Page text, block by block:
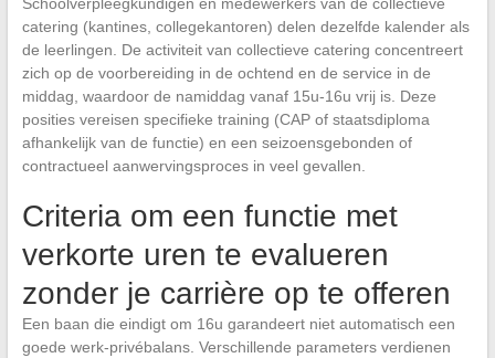
catering (kantines, collegekantoren) delen dezelfde kalender als
de leerlingen. De activiteit van collectieve catering concentreert
zich op de voorbereiding in de ochtend en de service in de
middag, waardoor de namiddag vanaf 15u-16u vrij is. Deze
posities vereisen specifieke training (CAP of staatsdiploma
afhankelijk van de functie) en een seizoensgebonden of
contractueel aanwervingsproces in veel gevallen.
Criteria om een functie met
verkorte uren te evalueren
zonder je carrière op te offeren
Een baan die eindigt om 16u garandeert niet automatisch een
goede werk-privébalans. Verschillende parameters verdienen